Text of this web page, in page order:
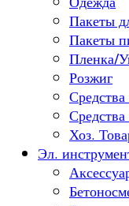
Пакеты
Пакеты
Пленка/
Розжиг
Хоз.
Эл.